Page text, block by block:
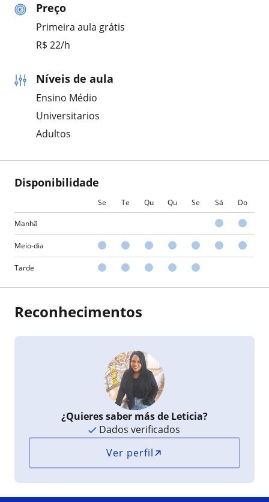
Preço
Primeira aula grátis
R$ 22/h
Níveis de aula
Ensino Médio
Universitarios
Adultos
Disponibilidade
Se Te Qu Qu Se Sá Do
Manhã
Meio-dia
Tarde
Reconhecimentos
¿Quieres saber más de Leticia?
Dados verificados
Ver perfil